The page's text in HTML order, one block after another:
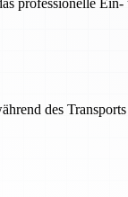
professionelle
des